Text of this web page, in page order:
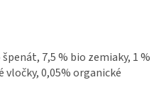
7,5 % bio zemiaky, 1 %
vločky, 0,05% organické